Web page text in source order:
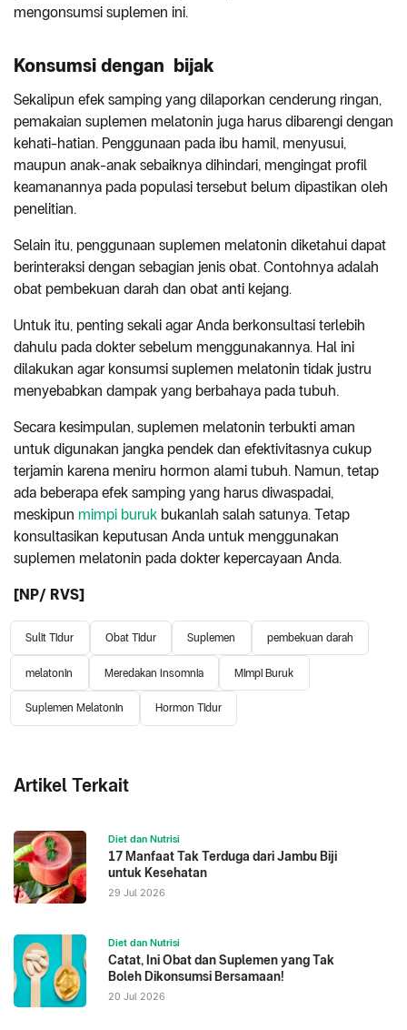
mengonsumsi suplemen ini.
Konsumsi dengan bijak
Sekalipun efek samping yang dilaporkan cenderung ringan,
pemakaian suplemen melatonin juga harus dibarengi dengan
kehati-hatian. Penggunaan pada ibu hamil, menyusui,
maupun anak-anak sebaiknya dihindari, mengingat profil
keamanannya pada populasi tersebut belum dipastikan oleh
penelitian.
Selain itu, penggunaan suplemen melatonin diketahui dapat
berinteraksi dengan sebagian jenis obat. Contohnya adalah
obat pembekuan darah dan obat anti kejang.
Untuk itu, penting sekali agar Anda berkonsultasi terlebih
dahulu pada dokter sebelum menggunakannya. Hal ini
dilakukan agar konsumsi suplemen melatonin tidak justru
menyebabkan dampak yang berbahaya pada tubuh.
Secara kesimpulan, suplemen melatonin terbukti aman
untuk digunakan jangka pendek dan efektivitasnya cukup
terjamin karena meniru hormon alami tubuh. Namun, tetap
ada beberapa efek samping yang harus diwaspadai,
meskipun mimpi buruk bukanlah salah satunya. Tetap
konsultasikan keputusan Anda untuk menggunakan
suplemen melatonin pada dokter kepercayaan Anda.
[NP/ RVS]
Sulit Tidur Obat Tidur Suplemen pembekuan darah
melatonin Meredakan Insomnia Mimpi Buruk
Suplemen Melatonin Hormon Tidur
Artikel Terkait
Diet dan Nutrisi
17 Manfaat Tak Terduga dari Jambu Biji
untuk Kesehatan
29 Jul 2026
Diet dan Nutrisi
Catat, Ini Obat dan Suplemen yang Tak
Boleh Dikonsumsi Bersamaan!
20 Jul 2026